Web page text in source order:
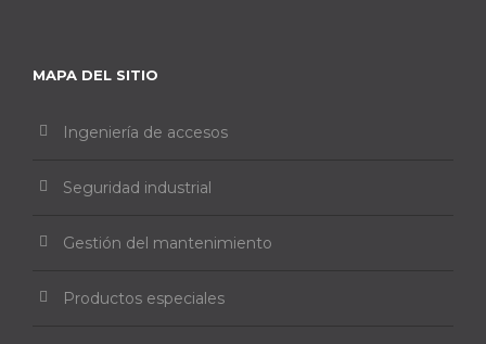
MAPA DEL SITIO
Ingeniería de accesos
Seguridad industrial
Gestión del mantenimiento
Productos especiales